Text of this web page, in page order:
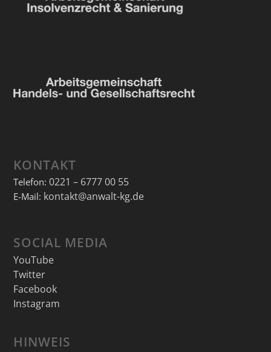
KONTAKT
Telefon: 0221 – 6777 00 55
E-Mail: kontakt@anwalt-kg.de
SOCIAL MEDIA
YouTube
Twitter
Facebook
Instagram
HINWEIS